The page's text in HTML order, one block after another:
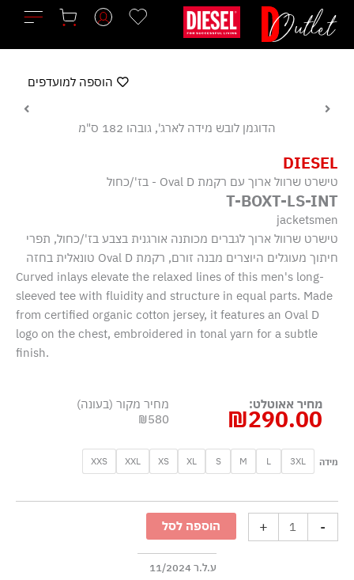
לתוכן
DIESEL
טישרט שרוול ארוך עם רקמת Oval D - בז'/כחול
T-BOXT-LS-INT
jacketsmen
טישרט שרוול ארוך לגברים מכותנה אורגנית בצבע בז'/כחול, תפרי
חיתוך מעוגלים היוצרים מבנה זורם, רקמת Oval D טונאלית בחזה
Curved inlays elevate the relaxed lines of this men's long-
sleeved tee with fluidity and structure in equal parts. Made
from certified organic cotton jersey, it features an Oval D
logo on the chest, embroidered in tonal yarn for a subtle
finish.
מחיר אאוטלט:
₪290.00
מחיר מקור (בעונה)
₪580
מידה 3XL
L
M
S
XL
XS
XXL
XXS
-
כמות
שרוול
ארוך
+ הוספה לסל
ע.ל.ר 11/2024
הוספה למועדפים
הדוגמן לובש מידה לארג', גובהו 182 ס"מ